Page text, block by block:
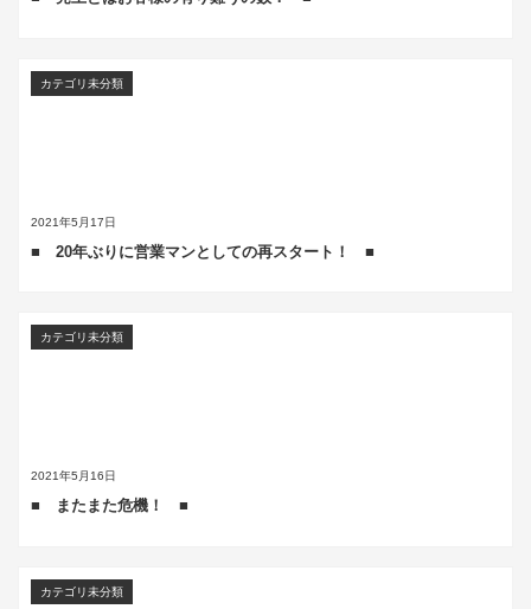
2021年5月17日
カテゴリ未分類
■ 20年ぶりに営業マンとしての再スタート！ ■
2021年5月16日
カテゴリ未分類
■ またまた危機！ ■
カテゴリ未分類